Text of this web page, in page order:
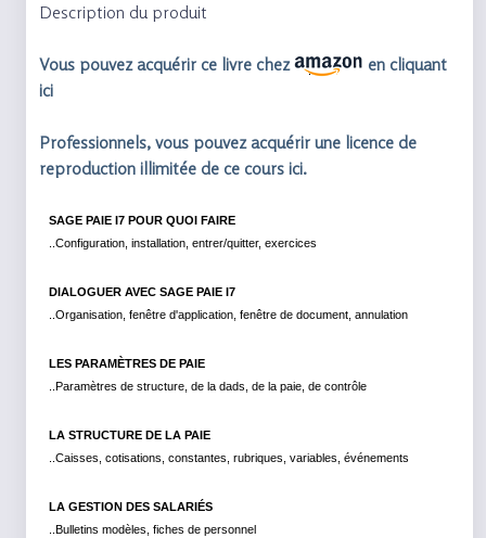
Description du produit
Vous pouvez acquérir ce livre chez
en cliquant
ici
Professionnels, vous pouvez acquérir une licence de
reproduction illimitée de ce cours ici.
SAGE PAIE I7 POUR QUOI FAIRE
..Configuration, installation, entrer/quitter, exercices
DIALOGUER AVEC SAGE PAIE I7
..Organisation, fenêtre d'application, fenêtre de document, annulation
LES PARAMÈTRES DE PAIE
..Paramètres de structure, de la dads, de la paie, de contrôle
LA STRUCTURE DE LA PAIE
..Caisses, cotisations, constantes, rubriques, variables, événements
LA GESTION DES SALARIÉS
..Bulletins modèles, fiches de personnel